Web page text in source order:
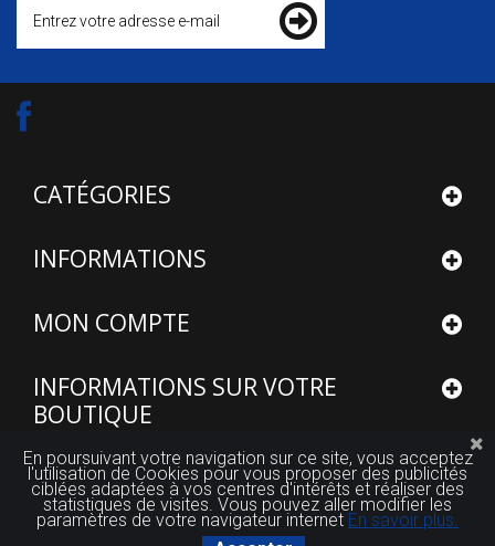
CATÉGORIES
INFORMATIONS
© 2015 - 2026 Site réalisé par FUTUROSOFT™
MON COMPTE
INFORMATIONS SUR VOTRE
BOUTIQUE
En poursuivant votre navigation sur ce site, vous acceptez
l'utilisation de Cookies pour vous proposer des publicités
ciblées adaptées à vos centres d'intérêts et réaliser des
statistiques de visites. Vous pouvez aller modifier les
paramètres de votre navigateur internet En savoir plus.